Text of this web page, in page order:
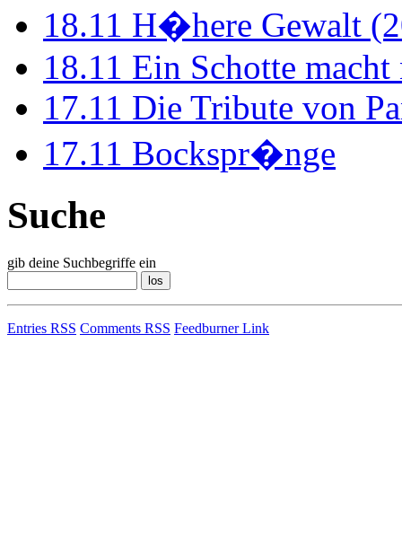
18.11 H�here Gewalt
18.11 Ein Schotte
17.11 Die Tribute von
17.11 Bockspr�nge
Suche
gib deine Suchbegriffe ein
Entries RSS Comments RSS Feedburner Link